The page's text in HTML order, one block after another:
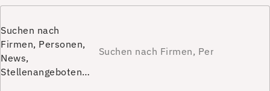
Suchen nach
Firmen, Personen,
News,
Stellenangeboten…